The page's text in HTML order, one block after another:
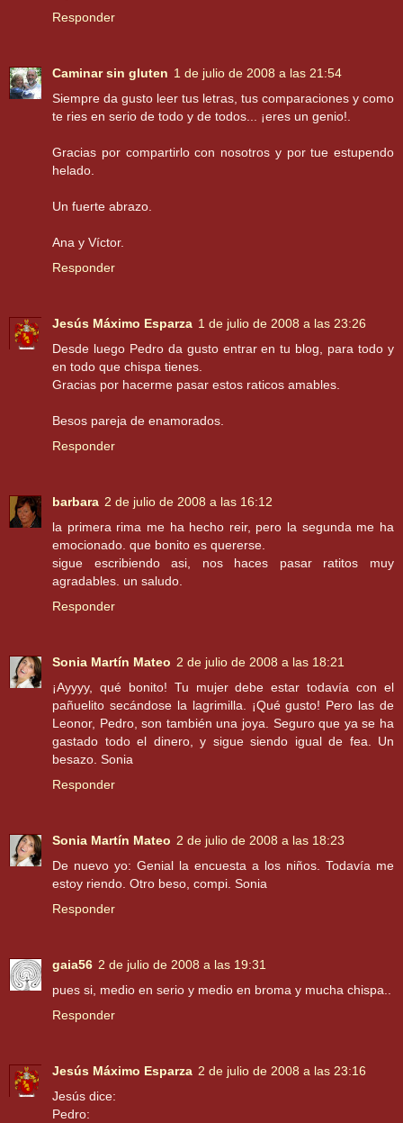
Responder
Caminar sin gluten 1 de julio de 2008 a las 21:54
Siempre da gusto leer tus letras, tus comparaciones y como
te ries en serio de todo y de todos... ¡eres un genio!.
Gracias por compartirlo con nosotros y por tue estupendo
helado.
Un fuerte abrazo.
Ana y Víctor.
Responder
Jesús Máximo Esparza 1 de julio de 2008 a las 23:26
Desde luego Pedro da gusto entrar en tu blog, para todo y
en todo que chispa tienes.
Gracias por hacerme pasar estos raticos amables.
Besos pareja de enamorados.
Responder
barbara 2 de julio de 2008 a las 16:12
la primera rima me ha hecho reir, pero la segunda me ha
emocionado. que bonito es quererse.
sigue escribiendo asi, nos haces pasar ratitos muy
agradables. un saludo.
Responder
Sonia Martín Mateo 2 de julio de 2008 a las 18:21
¡Ayyyy, qué bonito! Tu mujer debe estar todavía con el
pañuelito secándose la lagrimilla. ¡Qué gusto! Pero las de
Leonor, Pedro, son también una joya. Seguro que ya se ha
gastado todo el dinero, y sigue siendo igual de fea. Un
besazo. Sonia
Responder
Sonia Martín Mateo 2 de julio de 2008 a las 18:23
De nuevo yo: Genial la encuesta a los niños. Todavía me
estoy riendo. Otro beso, compi. Sonia
Responder
gaia56 2 de julio de 2008 a las 19:31
pues si, medio en serio y medio en broma y mucha chispa..
Responder
Jesús Máximo Esparza 2 de julio de 2008 a las 23:16
Jesús dice:
Pedro: